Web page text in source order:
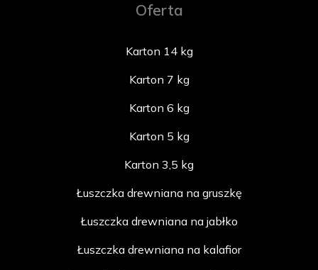
Oferta
Karton 14 kg
Karton 7 kg
Karton 6 kg
Karton 5 kg
Karton 3,5 kg
Łuszczka drewniana na gruszkę
Łuszczka drewniana na jabłko
Łuszczka drewniana na kalafior